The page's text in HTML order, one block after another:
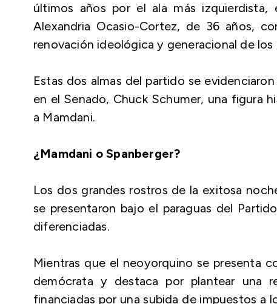
últimos años por el ala más
Alexandria Ocasio-Cortez, de 36 años,
renovación ideológica y generacional de los
Estas dos almas del partido se
en el Senado, Chuck Schumer, una figura
a Mamdani.
¿Mamdani o Spanberger?
Los dos grandes rostros de la exitosa
se presentaron bajo el paraguas del
diferenciadas.
Mientras que el neoyorquino se presenta
demócrata y destaca por plantear una
financiadas por una subida de impuestos a